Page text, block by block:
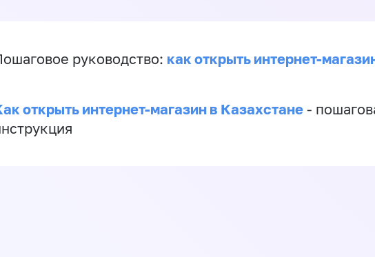
руководство: как открыть интернет-
открыть интернет-магазин в Казахстане -